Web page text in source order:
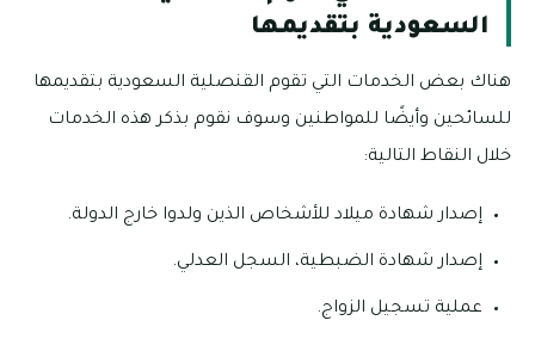
السعودية بتقديمها
هناك بعض الخدمات التي تقوم القنصلية السعودية بتقديمها
للسائحين وأيضًا للمواطنين وسوف نقوم بذكر هذه الخدمات
خلال النقاط التالية:
إصدار شهادة ميلاد للأشخاص الذين ولدوا خارج الدولة.
إصدار شهادة الضبطية، السجل العدلي.
عملية تسجيل الزواج.